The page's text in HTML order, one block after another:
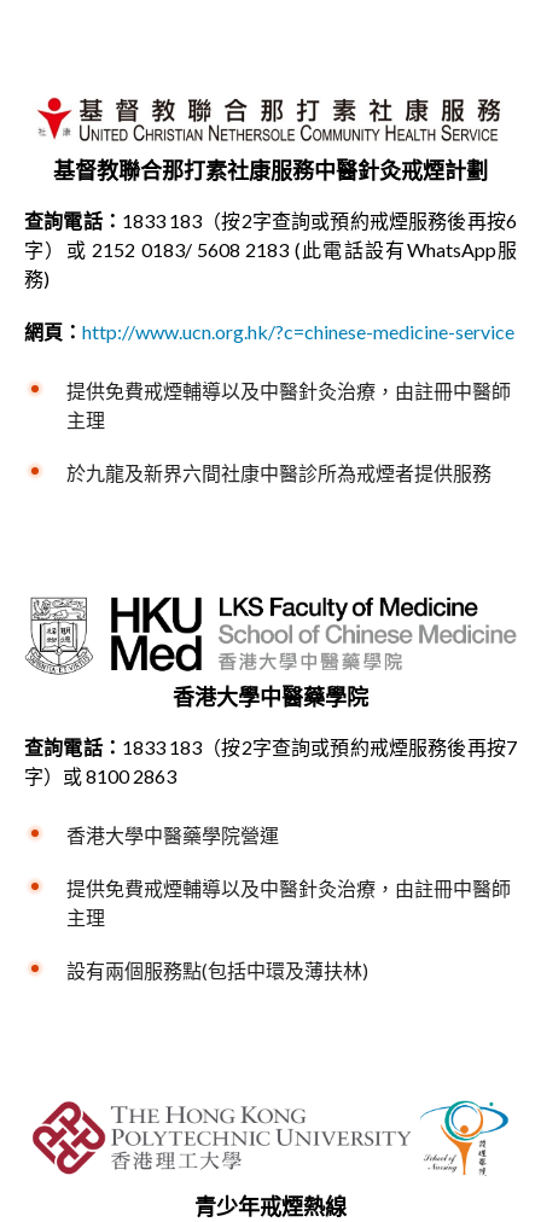
基督教聯合那打素社康服務中醫針灸戒煙計劃
查詢電話： 1833 183（按2字查詢或預約戒煙服務後再按6
字）或 2152 0183/ 5608 2183 (此電話設有WhatsApp服
務)
網頁： http://www.ucn.org.hk/?c=chinese-medicine-service
提供免費戒煙輔導以及中醫針灸治療，由註冊中醫師
主理
於九龍及新界六間社康中醫診所為戒煙者提供服務
香港大學中醫藥學院
查詢電話： 1833 183（按2字查詢或預約戒煙服務後再按7
字）或 8100 2863
香港大學中醫藥學院營運
提供免費戒煙輔導以及中醫針灸治療，由註冊中醫師
主理
設有兩個服務點(包括中環及薄扶林)
青少年戒煙熱線